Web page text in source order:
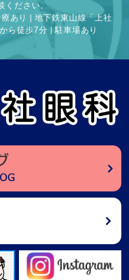
ください。
あり | 地下鉄東山線「上社
ら徒歩7分 | 駐車場あり